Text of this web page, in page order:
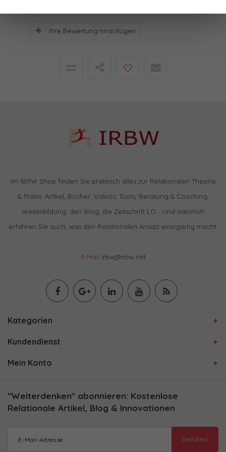
Ihre Bewertung hinzufügen
Im IBRW Shop finden Sie praktisch alles zur Relationalen Theorie
& Praxis: Artikel, Bücher, Videos, Tools, Beratung & Coaching,
Weiterbildung, den Blog, die Zeitschrift LO… Und natürlich
erfahren Sie auch, was den Relationalen Ansatz einzigartig macht.
E-Mail irbw@irbw.net
Kategorien
Kundendienst
Mein Konto
"Weiterdenken" abonnieren: Kostenlose
Relationale Artikel, Blog & Innovationen
Senden